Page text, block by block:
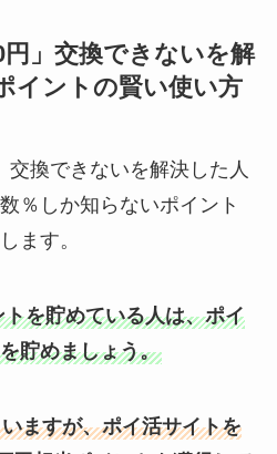
」交換できないを解
イントの賢い使い方
交換できないを解決した人
％しか知らないポイント
ます。
を貯めている人は、ポイ
貯めましょう。
ますが、ポイ活サイトを